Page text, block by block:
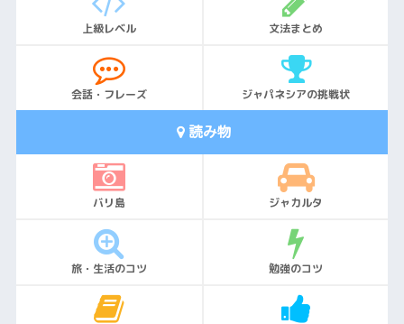
上級レベル 文法まとめ
会話・フレーズ ジャパネシアの挑戦状
読み物
バリ島 ジャカルタ
旅・生活のコツ 勉強のコツ